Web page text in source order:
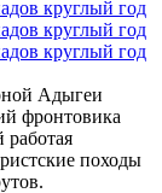
Адыгеи
фронтовика
работая
походы